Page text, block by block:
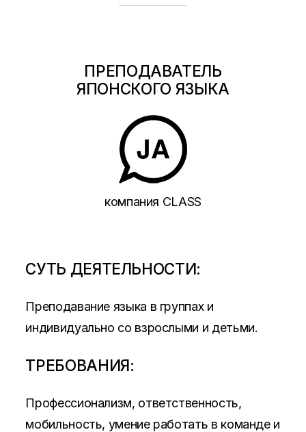
ПРЕПОДАВАТЕЛЬ
ЯПОНСКОГО ЯЗЫКА
компания CLASS
СУТЬ ДЕЯТЕЛЬНОСТИ:
Преподавание языка в группах и
индивидуально со взрослыми и детьми.
ТРЕБОВАНИЯ:
Профессионализм, ответственность,
мобильность, умение работать в команде и